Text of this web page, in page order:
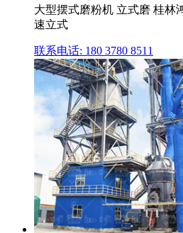
大型摆式磨粉机 立式磨 桂林
速立式
联系电话: 180 3780 8511